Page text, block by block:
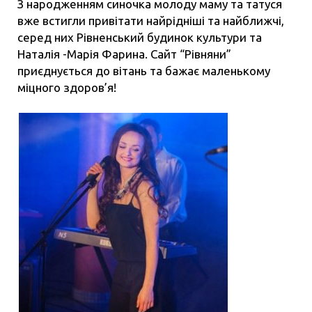
З народженням синочка молоду маму та татуся
вже встигли привітати найрідніші та найближчі,
серед них Рівненський будинок культури та
Наталія -Марія Фарина. Сайт “Рівняни”
приєднується до вітань та бажає маленькому
міцного здоров’я!